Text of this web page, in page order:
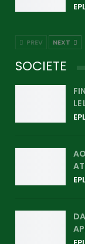
PREV NEXT
SOCIETE